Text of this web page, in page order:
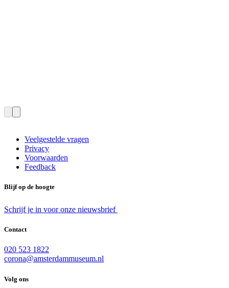
Veelgestelde vragen
Privacy
Voorwaarden
Feedback
Blijf op de hoogte
Schrijf je in voor onze nieuwsbrief
Contact
020 523 1822
corona@amsterdammuseum.nl
Volg ons